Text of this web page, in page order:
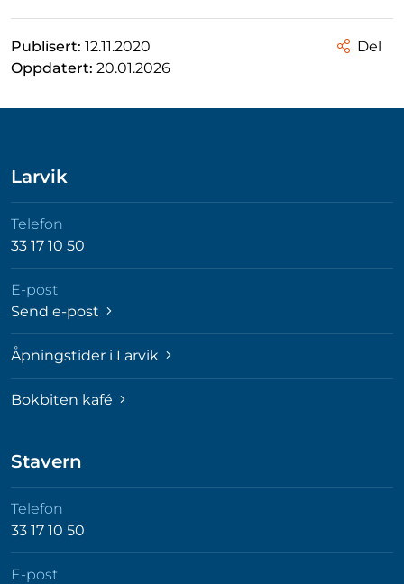
Publisert: 12.11.2020
Oppdatert: 20.01.2026
Del
Larvik
Telefon
33 17 10 50
E-post
Send e-post
Åpningstider i Larvik
Bokbiten kafé
Stavern
Telefon
33 17 10 50
E-post